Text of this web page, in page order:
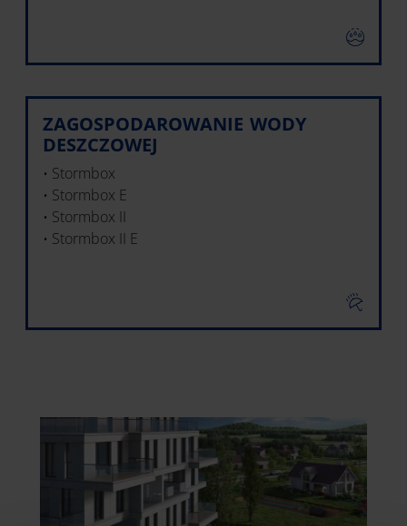
ZAGOSPODAROWANIE WODY
DESZCZOWEJ
• Stormbox
• Stormbox E
• Stormbox II
• Stormbox II E